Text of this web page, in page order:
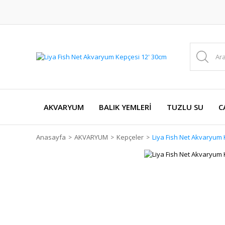
AKVARYUM BALIK YEMLERİ TUZLU SU
Anasayfa AKVARYUM Kepçeler Liya Fish Net Akvaryum